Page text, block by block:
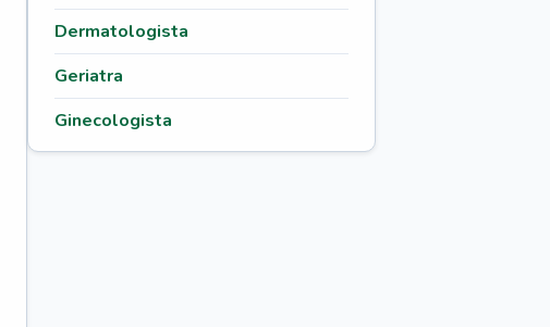
Dermatologista
Geriatra
Ginecologista